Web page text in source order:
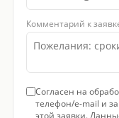
Комментарий к
Согласен на
телефон/e-mail и
этой заявки.